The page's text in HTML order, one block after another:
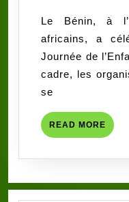
Le Bénin, à
africains, a
Journée de
cadre, les
se
READ MORE READ
MORE